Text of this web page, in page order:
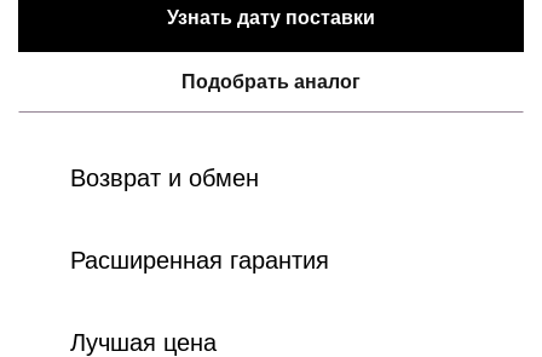
Узнать дату поставки
Подобрать аналог
Возврат и обмен
Расширенная гарантия
Лучшая цена